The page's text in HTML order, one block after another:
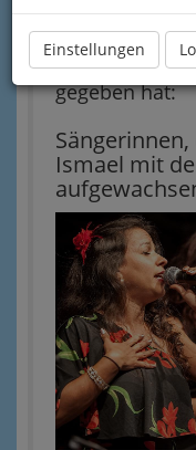
Einstellungen
Explosion als
bisher in
gegeben hat:
Ismael mit